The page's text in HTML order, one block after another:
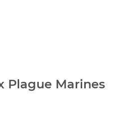
Plague Marines